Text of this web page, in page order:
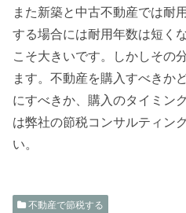
また新築と中古不動産では耐
する場合には耐用年数は短く
こそ大きいです。しかしその
ます。不動産を購入すべきか
にすべきか、購入のタイミン
は弊社の節税コンサルティン
い。
不動産で節税する